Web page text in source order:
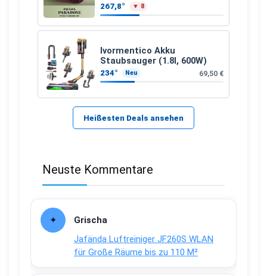
267,8° ▼ 8
Ivormentico Akku
Staubsauger (1.8l, 600W)
234° Neu 69,50 €
Heißesten Deals ansehen
Neuste Kommentare
Grischa
Jafända Luftreiniger JF260S WLAN
für Große Räume bis zu 110 M²